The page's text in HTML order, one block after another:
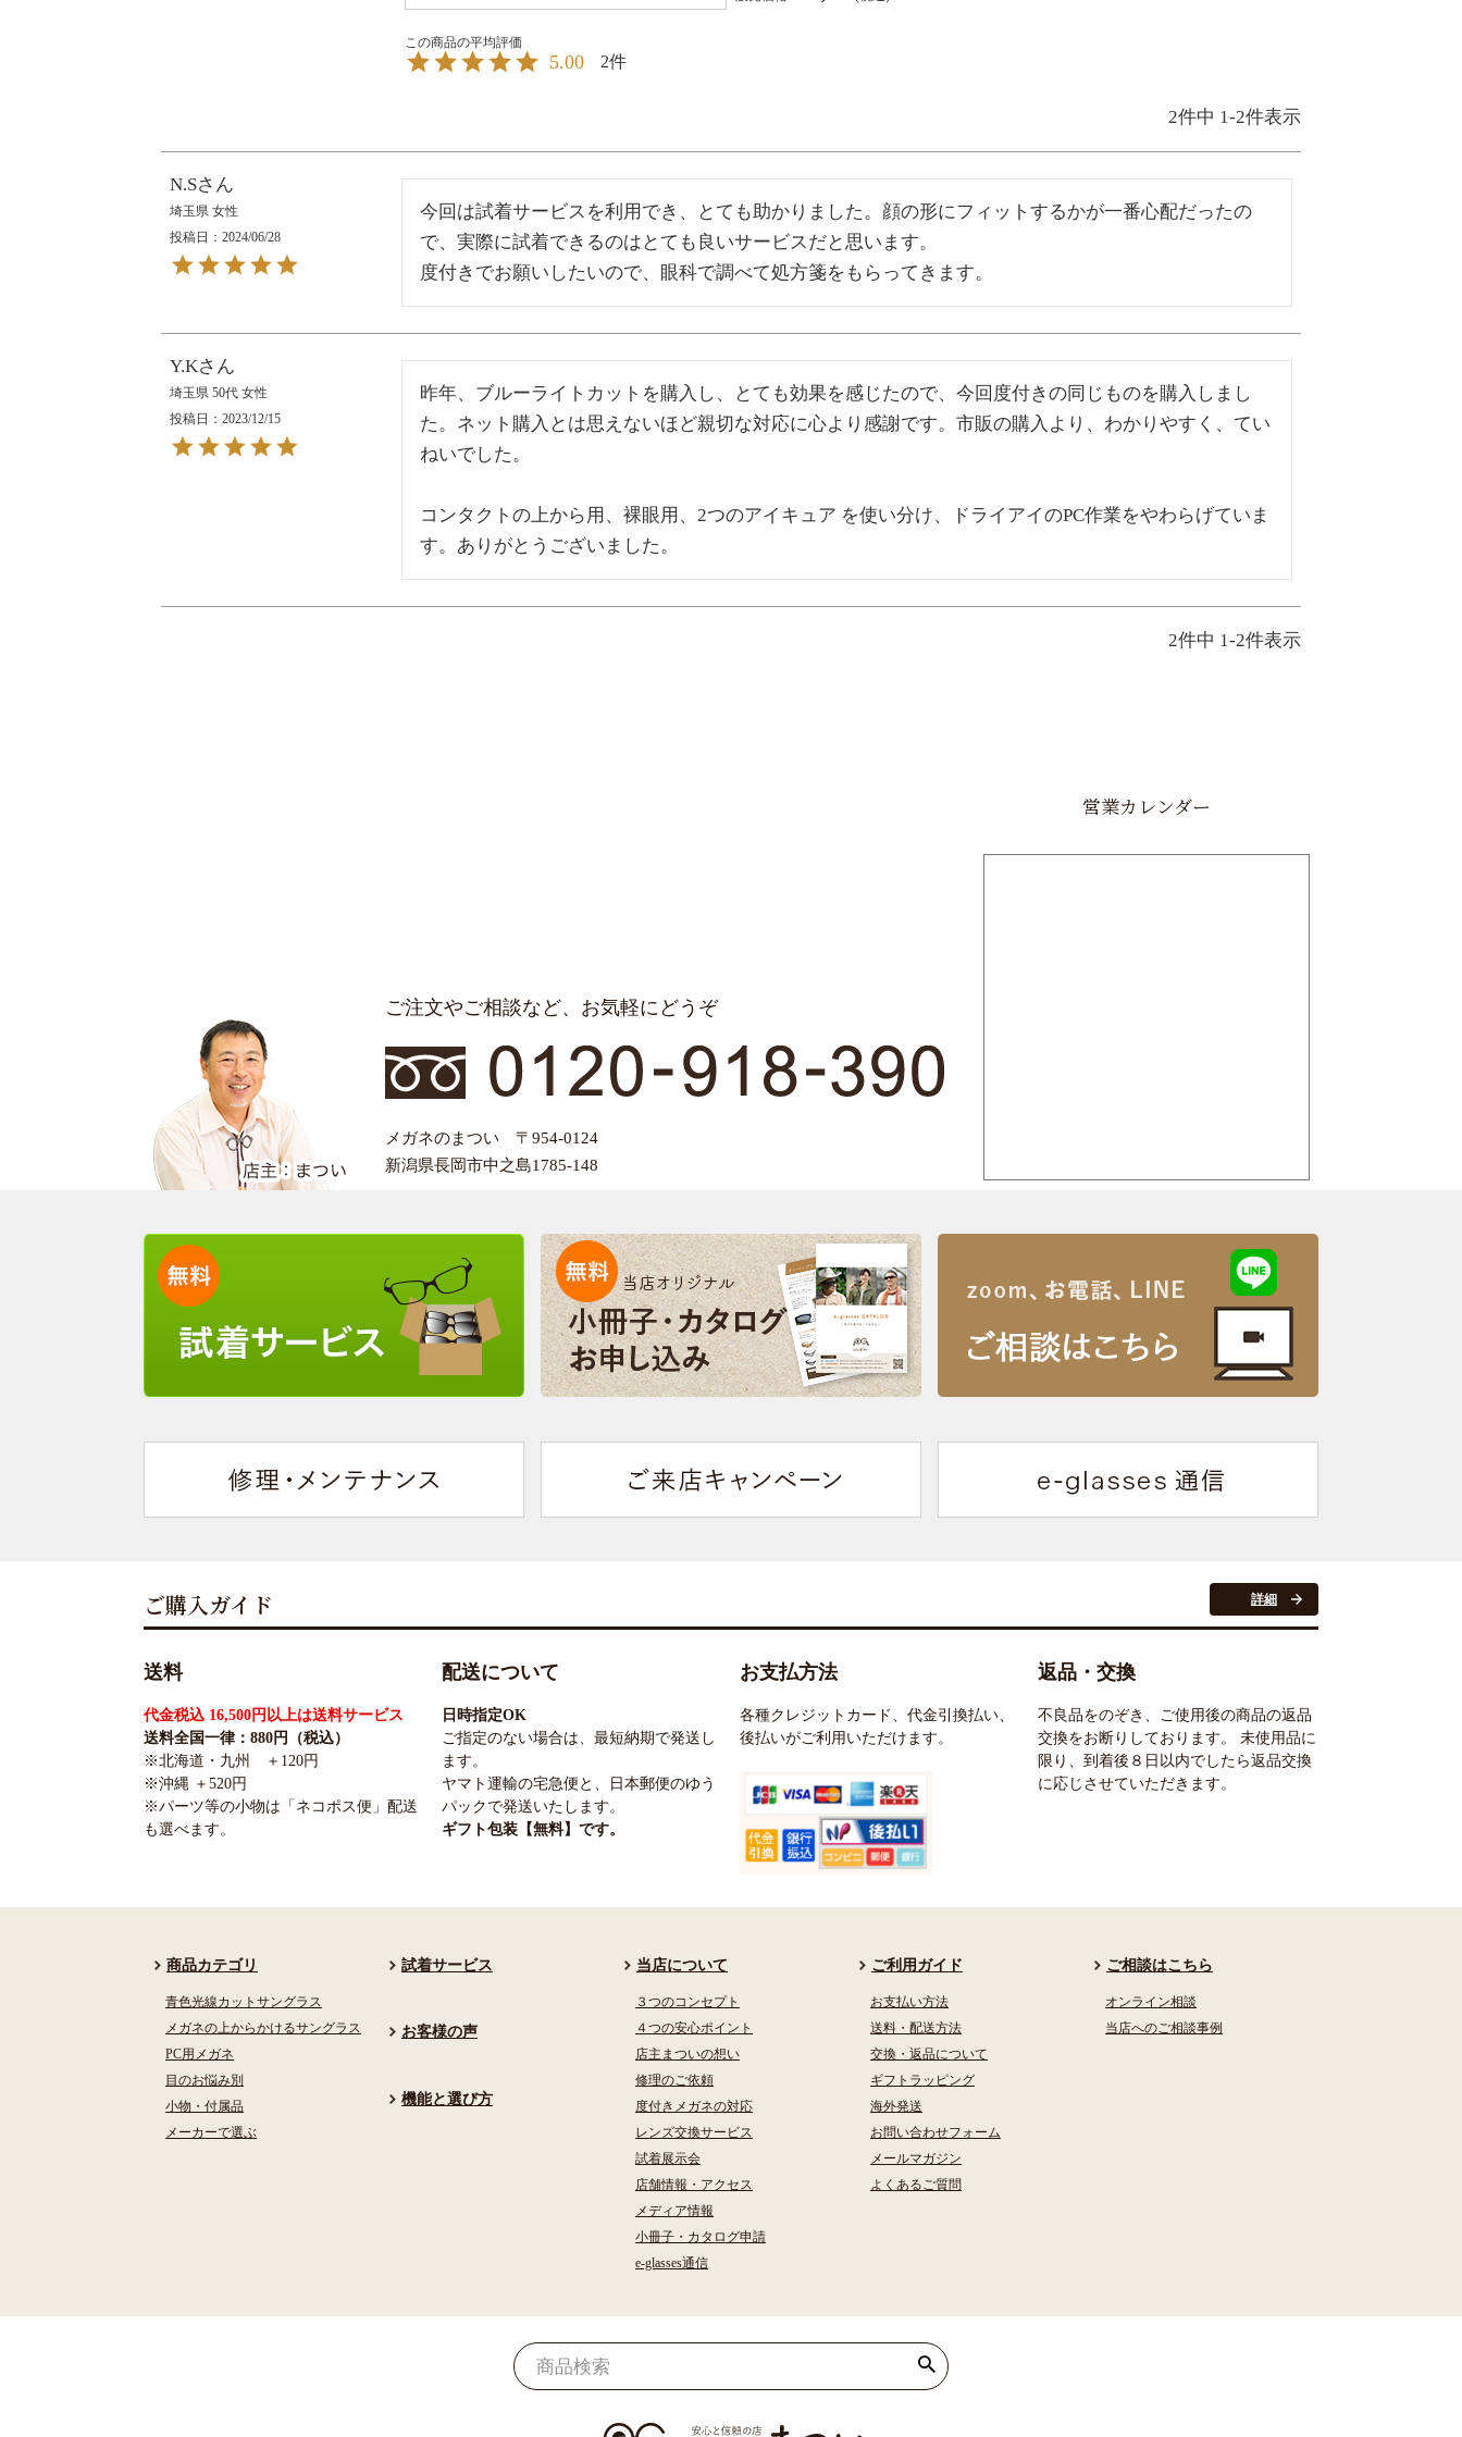
5.00 2
2件中 1-2件表示
N.S
埼玉県 女性
投稿日
2024/06/28
今回は試着サービスを利用でき、とても助かりました。顔の形にフィットするかが一番心配だったの
で、実際に試着できるのはとても良いサービスだと思います。
度付きでお願いしたいので、眼科で調べて処方箋をもらってきます。
Y.K
埼玉県 50代 女性
投稿日
2023/12/15
昨年、ブルーライトカットを購入し、とても効果を感じたので、今回度付きの同じものを購入しまし
た。ネット購入とは思えないほど親切な対応に心より感謝です。市販の購入より、わかりやすく、てい
ねいでした。
コンタクトの上から用、裸眼用、2つのアイキュア を使い分け、ドライアイのPC作業をやわらげていま
す。ありがとうございました。
2件中 1-2件表示
ご注文やご相談など、お気軽にどうぞ
メガネのまつい 〒954-0124
新潟県長岡市中之島1785-148
営業カレンダー
ご購入ガイド 詳細
送料
代金税込 16,500円以上は送料サービス
送料全国一律：880円（税込）
※北海道・九州 ＋120円
※沖縄 ＋520円
※パーツ等の小物は「ネコポス便」配送
も選べます。
配送について
日時指定OK
ご指定のない場合は、最短納期で発送し
ます。
ヤマト運輸の宅急便と、日本郵便のゆう
パックで発送いたします。
ギフト包装【無料】です。
お支払方法
各種クレジットカード、代金引換払い、
後払いがご利用いただけます。
返品・交換
不良品をのぞき、ご使用後の商品の返品
交換をお断りしております。 未使用品に
限り、到着後８日以内でしたら返品交換
に応じさせていただきます。
商品カテゴリ
青色光線カットサングラス
メガネの上からかけるサングラス
PC用メガネ
目のお悩み別
小物・付属品
メーカーで選ぶ
試着サービス
お客様の声
機能と選び方
ご相談はこちら
オンライン相談
当店へのご相談事例
当店について
３つのコンセプト
４つの安心ポイント
店主まついの想い
修理のご依頼
度付きメガネの対応
レンズ交換サービス
試着展示会
店舗情報・アクセス
メディア情報
小冊子・カタログ申請
e-glasses通信
ご利用ガイド
お支払い方法
送料・配送方法
交換・返品について
ギフトラッピング
海外発送
お問い合わせフォーム
メールマガジン
よくあるご質問